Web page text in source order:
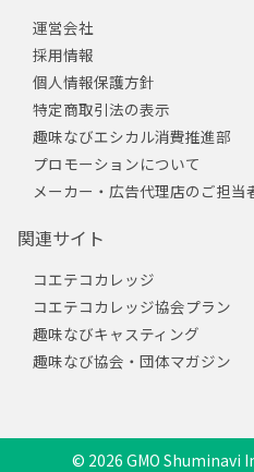
運営会社
採用情報
個人情報保護方針
特定商取引法の表示
趣味なびエシカル消費推進部
プロモーションについて
メーカー・広告代理店のご担当
関連サイト
コエテコカレッジ
コエテコカレッジ協会プラン
趣味なびキャスティング
趣味なび協会・団体マガジン
© 2026 GMO Shuminavi